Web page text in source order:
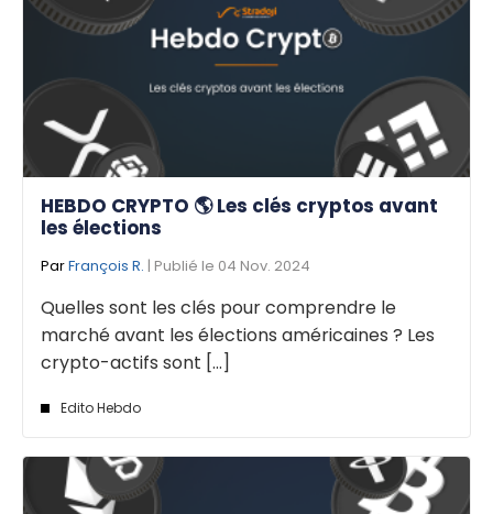
HEBDO CRYPTO 🌎 Les clés cryptos avant
les élections
ParFrançois R. | Publié le 04 Nov. 2024
Quelles sont les clés pour comprendre le
marché avant les élections américaines ? Les
crypto-actifs sont [...]
Edito Hebdo